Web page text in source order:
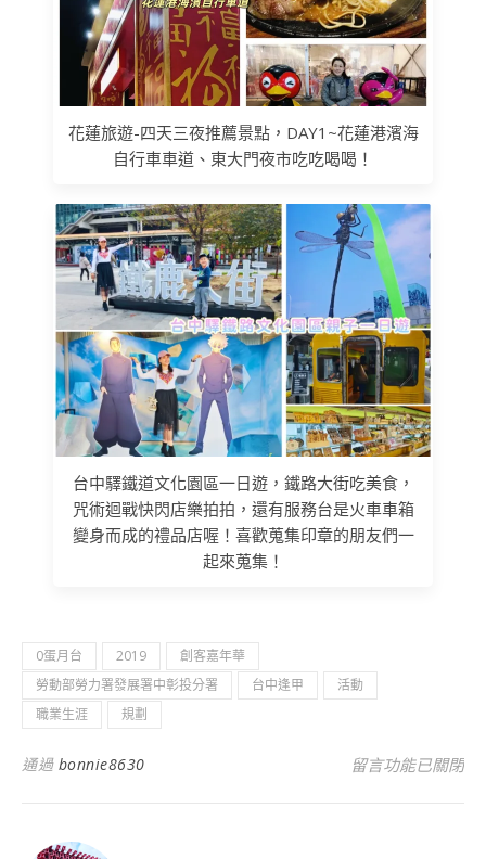
花蓮旅遊-四天三夜推薦景點，DAY1~花蓮港濱海
自行車車道、東大門夜市吃吃喝喝！
台中驛鐵道文化園區一日遊，鐵路大街吃美食，
咒術迴戰快閃店樂拍拍，還有服務台是火車車箱
變身而成的禮品店喔！喜歡蒐集印章的朋友們一
起來蒐集！
0蛋月台 2019
創客嘉年華
勞動部勞力署發展署中彰投分署
台中逢甲
活動
職業生涯
規劃
通過 bonnie8630 在〈2019創客嘉
留言功能已關閉